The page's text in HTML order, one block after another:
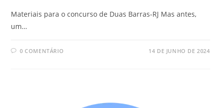
Materiais para o concurso de Duas Barras-RJ Mas antes,
um…
0 COMENTÁRIO 14 DE JUNHO DE 2024